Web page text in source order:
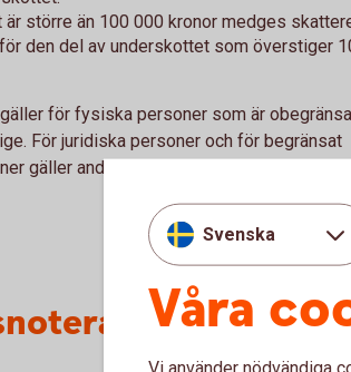
är större än 100 000 kronor medges
den del av underskottet som överstiger
för fysiska personer som är
För juridiska personer och för begränsat
gäller andra regler.
fonder
Svenska
Våra
Vi använder nödvändiga